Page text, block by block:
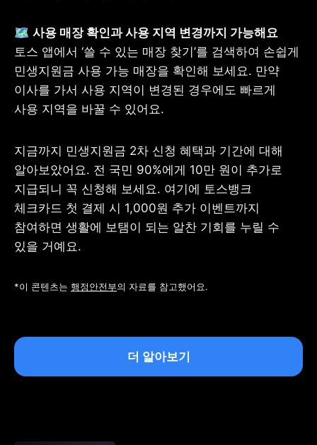
🗺️
토스 앱에서 ‘쓸 수 있는 매장 찾기’를 검색하여 손쉽게
민생지원금 사용 가능 매장을 확인해 보세요. 만약
이사를 가서 사용 지역이 변경된 경우에도 빠르게
사용 지역을 바꿀 수 있어요.
지금까지 민생지원금 2차 신청 혜택과 기간에 대해
알아보았어요. 전 국민 90%에게 10만 원이 추가로
지급되니 꼭 신청해 보세요. 여기에 토스뱅크
체크카드 첫 결제 시 1,000원 추가 이벤트까지
참여하면 생활에 보탬이 되는 알찬 기회를 누릴 수
있을 거예요.
*이 콘텐츠는 행정안전부의 자료를 참고했어요.
더 알아보기